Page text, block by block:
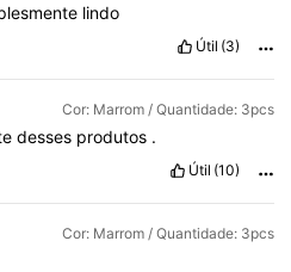
lindo
Útil (3)
Cor: Marrom / Quantidade: 3pcs
desses produtos .
Útil (10)
Cor: Marrom / Quantidade: 3pcs